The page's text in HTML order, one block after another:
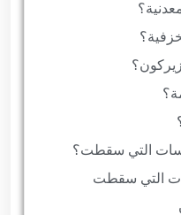
التي سقطت؟
التي سقطت